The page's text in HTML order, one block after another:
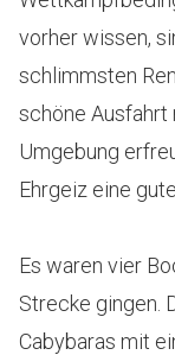
vorher wissen,
schlimmsten
schöne Ausfahrt
Umgebung
Ehrgeiz eine
Es waren vier
Strecke gingen.
Cabybaras mit